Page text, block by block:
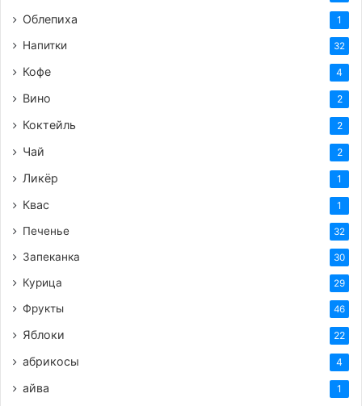
Облепиха 1
Напитки 32
Кофе 4
Вино 2
Коктейль 2
Чай 2
Ликёр 1
Квас 1
Печенье 32
Запеканка 30
Курица 29
Фрукты 46
Яблоки 22
абрикосы 4
айва 1